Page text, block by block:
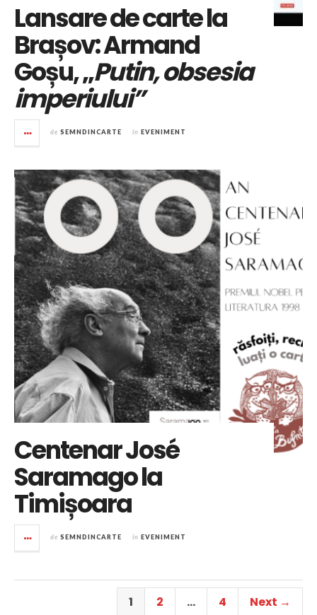
Lansare de carte la
Brașov: Armand
Goșu, „Putin, obsesia
imperiului”
de SEMNDINCARTE în EVENIMENT
Centenar José
Saramago la
Timișoara
de SEMNDINCARTE în EVENIMENT
1 2 … 4 Next →